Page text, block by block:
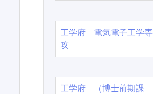
工学府 電気電子工学専
攻
工学府 （博士前期課